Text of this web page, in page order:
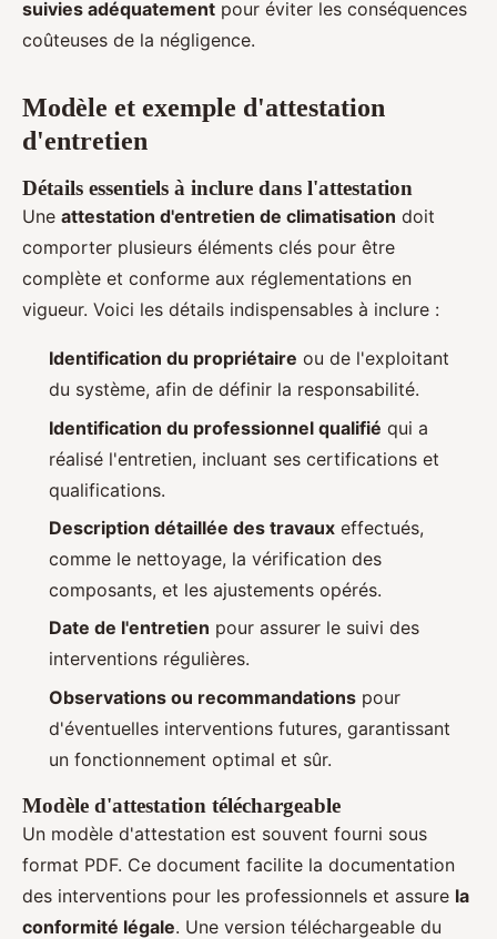
suivies adéquatement pour éviter les conséquences
coûteuses de la négligence.
Modèle et exemple d'attestation
d'entretien
Détails essentiels à inclure dans l'attestation
Une attestation d'entretien de climatisation doit
comporter plusieurs éléments clés pour être
complète et conforme aux réglementations en
vigueur. Voici les détails indispensables à inclure :
Identification du propriétaire ou de l'exploitant
du système, afin de définir la responsabilité.
Identification du professionnel qualifié qui a
réalisé l'entretien, incluant ses certifications et
qualifications.
Description détaillée des travaux effectués,
comme le nettoyage, la vérification des
composants, et les ajustements opérés.
Date de l'entretien pour assurer le suivi des
interventions régulières.
Observations ou recommandations pour
d'éventuelles interventions futures, garantissant
un fonctionnement optimal et sûr.
Modèle d'attestation téléchargeable
Un modèle d'attestation est souvent fourni sous
format PDF. Ce document facilite la documentation
des interventions pour les professionnels et assure la
conformité légale. Une version téléchargeable du